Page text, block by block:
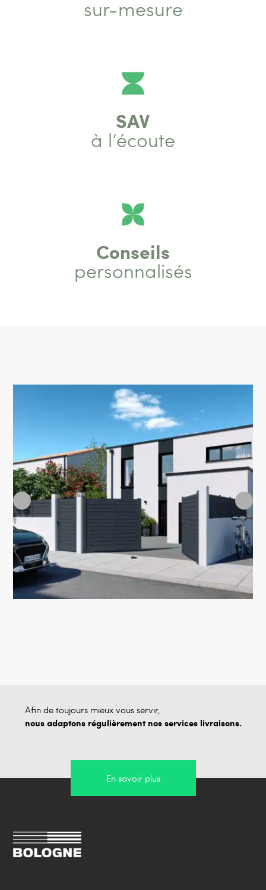
sur-mesure
SAV
à l’écoute
Conseils
personnalisés
Afin de toujours mieux vous servir,
nous adaptons régulièrement nos services livraisons.
En savoir plus